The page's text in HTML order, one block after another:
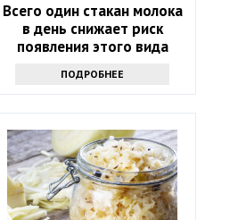
Всего один стакан молока
в день снижает риск
появления этого вида
только молоко
ПОДРОБНЕЕ